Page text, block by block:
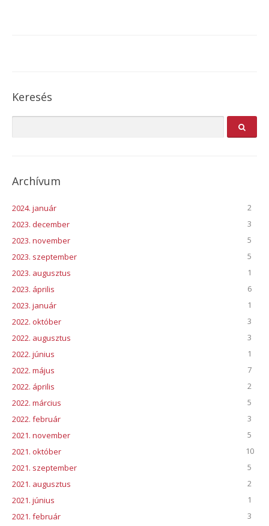
Keresés
Archívum
2024. január
2
2023. december
3
2023. november
5
2023. szeptember
5
2023. augusztus
1
2023. április
6
2023. január
1
2022. október
3
2022. augusztus
3
2022. június
1
2022. május
7
2022. április
2
2022. március
5
2022. február
3
2021. november
5
2021. október
10
2021. szeptember
5
2021. augusztus
2
2021. június
1
2021. február
3